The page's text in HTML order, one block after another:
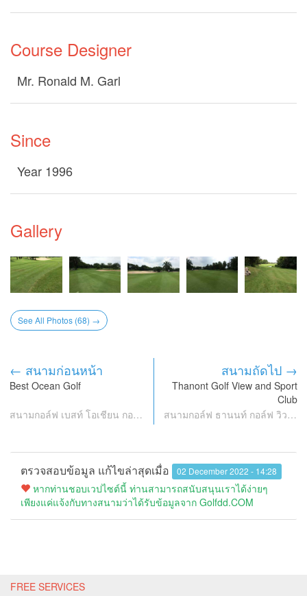
Course Designer
Mr. Ronald M. Garl
Since
Year 1996
Gallery
See All Photos (68) →
← สนามก่อนหน้า
Best Ocean Golf
สนามกอล์ฟ เบสท์ โอเชียน กอล์ฟ
สนามถัดไป →
Thanont Golf View and Sport
Club
สนามกอล์ฟ ธานนท์ กอล์ฟ วิว แอนด์ สปอร์ต คลับ
ตรวจสอบข้อมูล แก้ไขล่าสุดเมื่อ 02 December 2022 - 14:28
หากท่านชอบเวปไซต์นี้ ท่านสามารถสนับสนุนเราได้ง่ายๆ
เพียงแค่แจ้งกับทางสนามว่าได้รับข้อมูลจาก Golfdd.COM
FREE SERVICES